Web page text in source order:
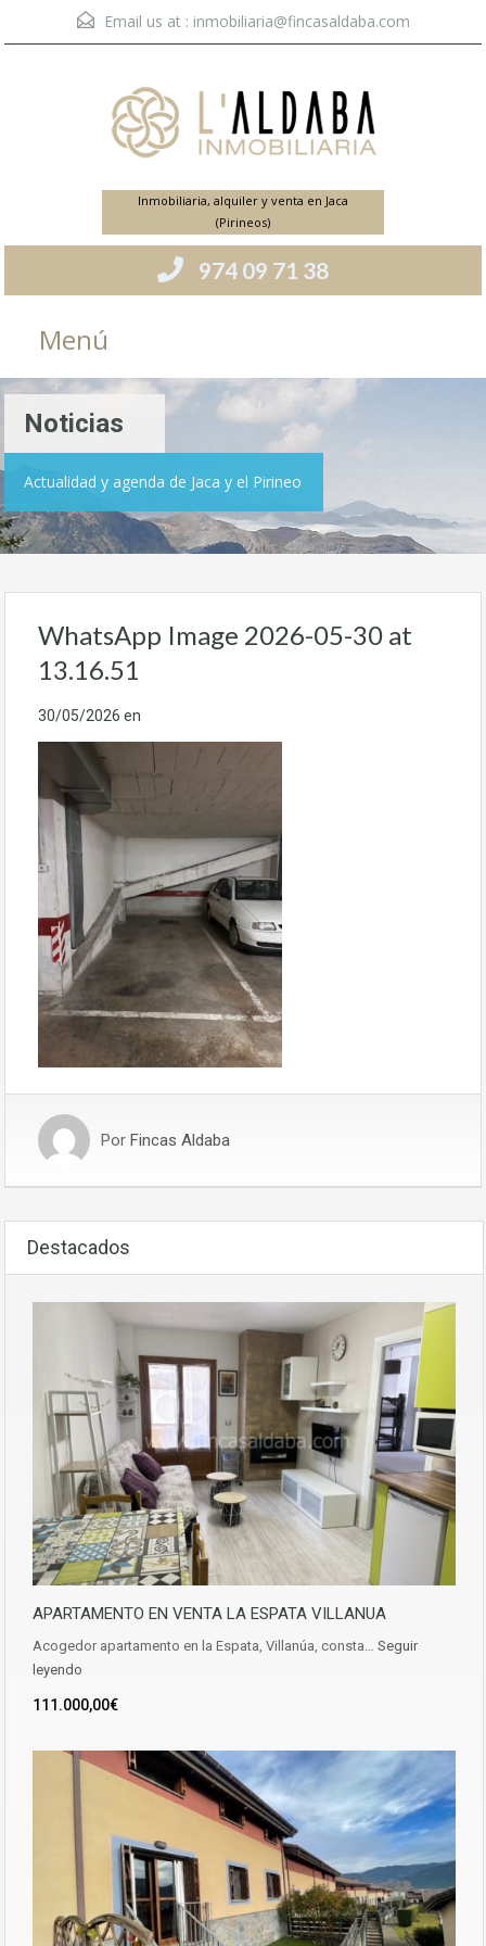
Email us at : inmobiliaria@fincasaldaba.com
Inmobiliaria, alquiler y venta en Jaca
(Pirineos)
974 09 71 38
Menú
Noticias
Actualidad y agenda de Jaca y el Pirineo
WhatsApp Image 2026-05-30 at
13.16.51
30/05/2026 en
Por Fincas Aldaba
Destacados
APARTAMENTO EN VENTA LA ESPATA VILLANUA
Acogedor apartamento en la Espata, Villanúa, consta… Seguir
leyendo
111.000,00€